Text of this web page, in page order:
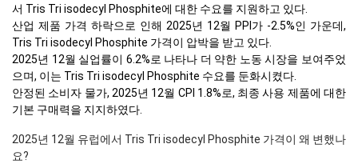
서 Tris Tri isodecyl Phosphite에 대한 수요를 지원하고 있다.
산업 제품 가격 하락으로 인해 2025년 12월 PPI가 -2.5%인 가운데,
Tris Tri isodecyl Phosphite 가격이 압박을 받고 있다.
2025년 12월 실업률이 6.2%로 나타나 더 약한 노동 시장을 보여주었
으며, 이는 Tris Tri isodecyl Phosphite 수요를 둔화시켰다.
안정된 소비자 물가, 2025년 12월 CPI 1.8%로, 최종 사용 제품에 대한
기본 구매력을 지지하였다.
2025년 12월 유럽에서 Tris Tri isodecyl Phosphite 가격이 왜 변했나
요?